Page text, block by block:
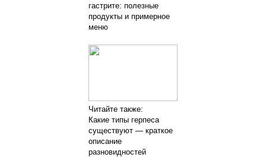
гастрите: полезные
продукты и примерное
меню
Читайте также:
Какие типы герпеса
существуют — краткое
описание
разновидностей